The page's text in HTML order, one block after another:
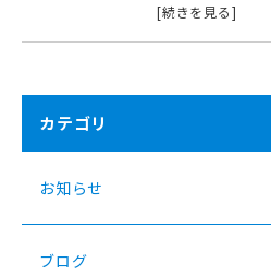
[続きを見る]
カテゴリ
お知らせ
ブログ